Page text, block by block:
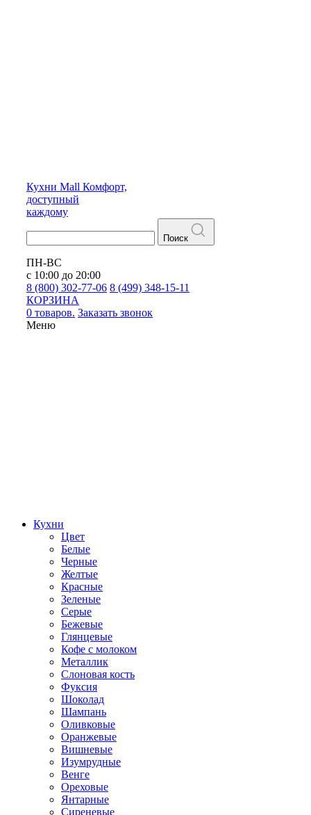
Кухни Mall Комфорт,
доступный
каждому
Поиск
ПН-ВС
с 10:00 до 20:00
8 (800) 302-77-06 8 (499) 348-15-11
КОРЗИНА
0 товаров. Заказать звонок
Меню
Кухни
Цвет
Белые
Черные
Желтые
Красные
Зеленые
Серые
Бежевые
Глянцевые
Кофе с молоком
Металлик
Слоновая кость
Фуксия
Шоколад
Шампань
Оливковые
Оранжевые
Вишневые
Изумрудные
Венге
Ореховые
Янтарные
Сиреневые